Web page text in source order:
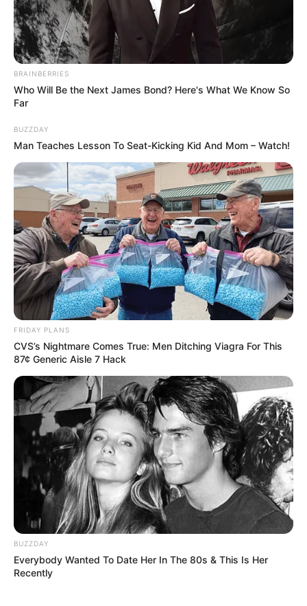
Kinomani od lat wypatrują sequeli
„Constantine'a” i „Jestem
legendą”, ale twórca obu horrorów Francis Lawrence
spieszy się z realizacją. Choć film z
Keanu Reevesem
ostatnio zielone światło, wygląda na to, że prędko i tak go nie
zobaczymy. Nowy raport ujawnia, że Lawrence zajmie się
przygotowaniem nowego serialuNetfliksa.
„Impact Winter” nowym projektem
twórcy
„Constantine'a” – to adaptacja podcastu
Studia Skybound i Anonymous Content łączą siły przy
nowym projekcie serialowym od
BRAINBERRIES
Who Will Be the Next James Bond? Here's What We Know So
Far
BUZZDAY
Man Teaches Lesson To Seat-Kicking Kid And Mom – Watch!
FRIDAY PLANS
CVS’s Nightmare Comes True: Men Ditching Viagra For This
87¢ Generic Aisle 7 Hack
BUZZDAY
Everybody Wanted To Date Her In The 80s & This Is Her
Recently